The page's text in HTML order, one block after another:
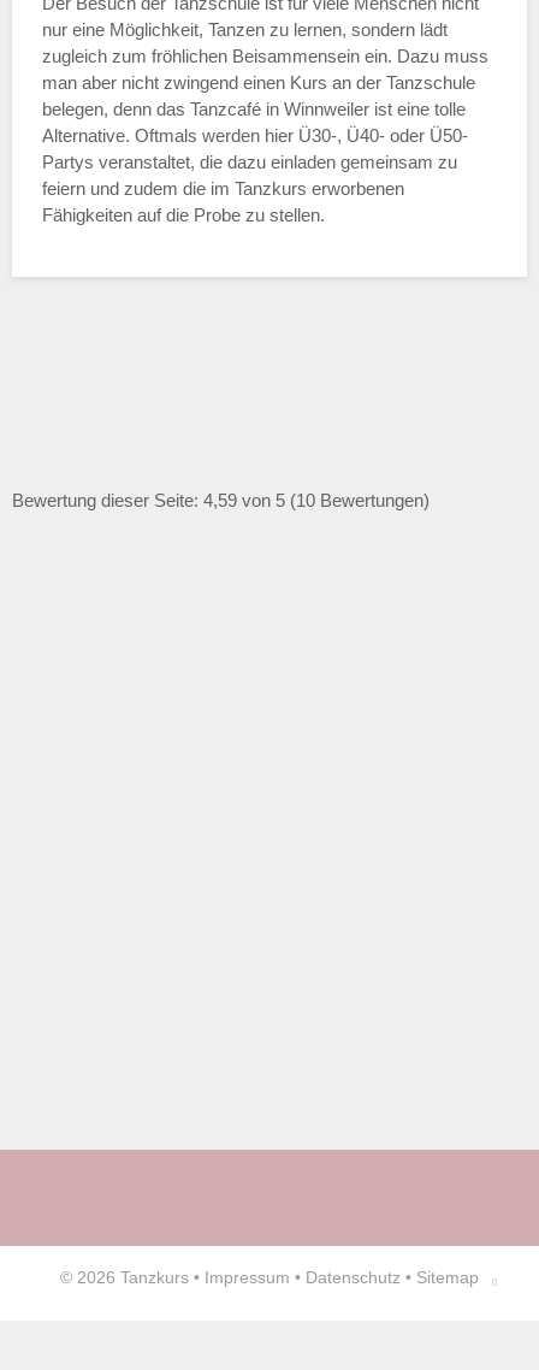
nur eine Möglichkeit, Tanzen zu lernen, sondern lädt
zugleich zum fröhlichen Beisammensein ein. Dazu muss
man aber nicht zwingend einen Kurs an der Tanzschule
belegen, denn das Tanzcafé in Winnweiler ist eine tolle
Alternative. Oftmals werden hier Ü30-, Ü40- oder Ü50-
Partys veranstaltet, die dazu einladen gemeinsam zu
feiern und zudem die im Tanzkurs erworbenen
Fähigkeiten auf die Probe zu stellen.
Bewertung dieser Seite: 4,59 von 5 (10 Bewertungen)
© 2026 Tanzkurs • Impressum • Datenschutz • Sitemap